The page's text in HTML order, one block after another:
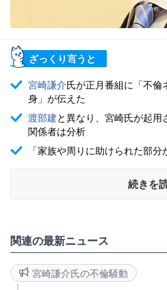
ざっくり言うと
宮崎謙介氏が正月番組に「不倫
身」が伝えた
渡部建と異なり、宮崎氏が起
関係者は分析
「家族や周りに助けられた部
続きを
関連の最新ニュース
宮崎謙介氏の不倫騒動